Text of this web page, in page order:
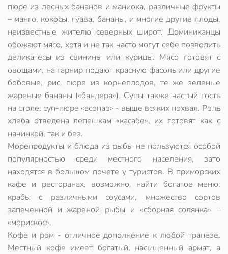
пюре из лесных бананов и маниока, различные фрукты
– манго, кокосы, гуава, бананы, и многие другие плоды,
неизвестные жителю северных широт. Доминиканцы
обожают мясо, хотя и не так часто могут себе позволить
деликатесы из свинины или курицы. Мясо готовят с
овощами, на гарнир подают красную фасоль или другие
бобовые, рис, пюре из корнеплодов, те же зеленые
жареные бананы («бандера»). Супы также частый гость
на столе: суп-пюре «асопао» - выше всяких похвал. Роль
хлеба отведена лепешкам «касабе», их готовят как с
начинкой, так и без.
Морепродукты и блюда из рыбы не пользуются особой
популярностью среди местного населения, зато
находятся в большом почете у туристов. В приморских
кафе и ресторанах, возможно, найти богатое меню:
крабы с различными соусами, множество сортов
запеченной и жареной рыбы и «сборная солянка» –
«морискос».
Кофе и ром - отличное дополнение к любой трапезе.
Местный кофе имеет богатый, насыщенный армат, а